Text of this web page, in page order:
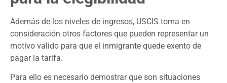
Además de los niveles de ingresos, USCIS toma en
consideración otros factores que pueden representar un
motivo valido para que el inmigrante quede exento de
pagar la tarifa.
Para ello es necesario demostrar que son situaciones